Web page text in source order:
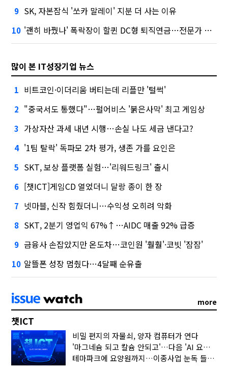
9 SK, 자본잠식 '쏘카 말레이' 지분 더 사는 이유
10 '괜히 바꿨나' 폭락장이 할퀸 DC형 퇴직연금…전문가 조언은
많이 본 IT성장기업 뉴스
1 비트코인·이더리움 버티는데 리플만 '털썩'
2 "중국서도 통했다"…펄어비스 '붉은사막' 최고 게임상
3 가상자산 과세 내년 시행…손실 나도 세금 낸다고?
4 '1팀 탈락' 독파모 2차 평가, 생존 가를 요인은
5 SKT, 보상 플랫폼 실험…'리워드링크' 출시
6 [챗ICT]게임CD 열었더니 달랑 종이 한 장
7 넷마블, 신작 힘줬더니…수익성 오히려 악화
8 SKT, 2분기 영업익 67%↑…AIDC 매출 92% 급증
9 금융사 손잡았지만 온도차…코인원 '훨훨'·코빗 '잠잠'
10 알뜰폰 성장 멈췄다…4달째 순유출
more
챗ICT
비밀 편지의 자물쇠, 양자 컴퓨터가 연다
'마그네슘 되고 칼슘 안되고'…다음 'AI 요약' 갈 길은
테마파크에 요양원까지…이종사업 눈독 들이는 게임사